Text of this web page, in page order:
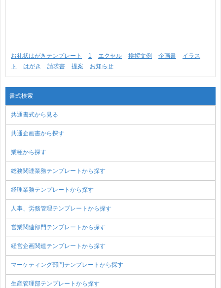
お礼状はがきテンプレート 1 エクセル 挨拶文例 企画書
イラス
ト
はがき 請求書 提案 お知らせ
書式検索
共通書式から見る
共通企画書から探す
業種から探す
総務関連業務テンプレートから探す
経理業務テンプレートから探す
人事、労務管理テンプレートから探す
営業関連部門テンプレートから探す
経営企画関連テンプレートから探す
マーケティング部門テンプレートから探す
生産管理部テンプレートから探す